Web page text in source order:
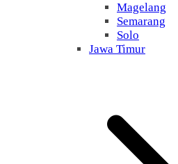
Magelang
Semarang
Solo
Jawa Timur